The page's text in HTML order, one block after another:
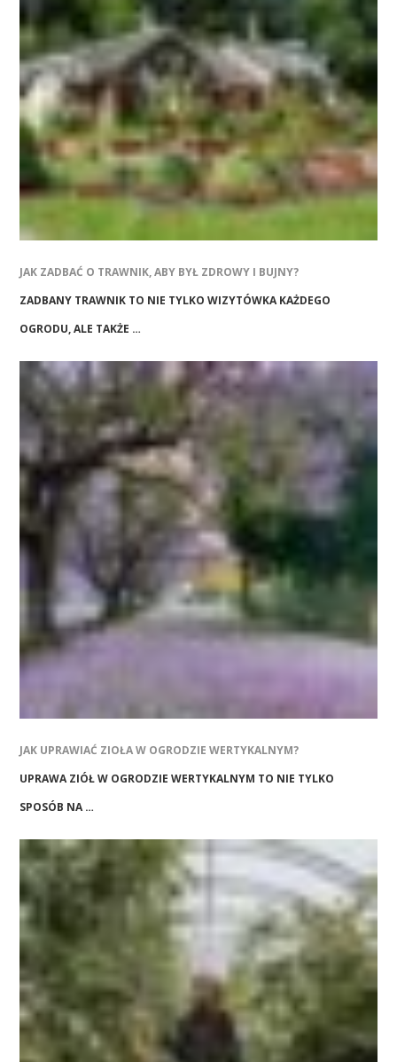
JAK ZADBAĆ O TRAWNIK, ABY BYŁ ZDROWY I BUJNY?
ZADBANY TRAWNIK TO NIE TYLKO WIZYTÓWKA KAŻDEGO
OGRODU, ALE TAKŻE …
JAK UPRAWIAĆ ZIOŁA W OGRODZIE WERTYKALNYM?
UPRAWA ZIÓŁ W OGRODZIE WERTYKALNYM TO NIE TYLKO
SPOSÓB NA …